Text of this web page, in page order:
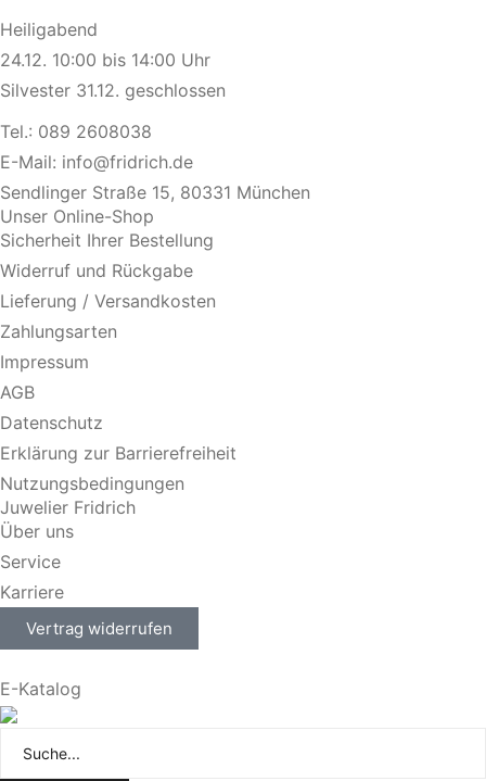
Heiligabend
24.12. 10:00 bis 14:00 Uhr
Silvester 31.12. geschlossen
Tel.: 089 2608038
E-Mail: info@fridrich.de
Sendlinger Straße 15, 80331 München
Unser Online-Shop
Sicherheit Ihrer Bestellung
Widerruf und Rückgabe
Lieferung / Versandkosten
Zahlungsarten
Impressum
AGB
Datenschutz
Erklärung zur Barrierefreiheit
Nutzungsbedingungen
Juwelier Fridrich
Über uns
Service
Karriere
Vertrag widerrufen
E-Katalog